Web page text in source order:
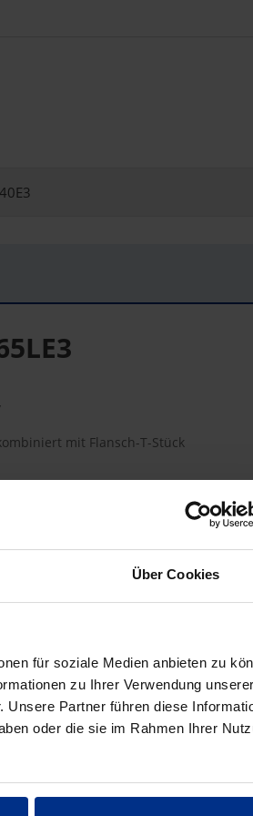
Über Cookies
für soziale Medien anbieten zu
zu Ihrer Verwendung unserer
Partner führen diese
oder die sie im Rahmen Ihrer
mit Flansch-T-Stück
Code